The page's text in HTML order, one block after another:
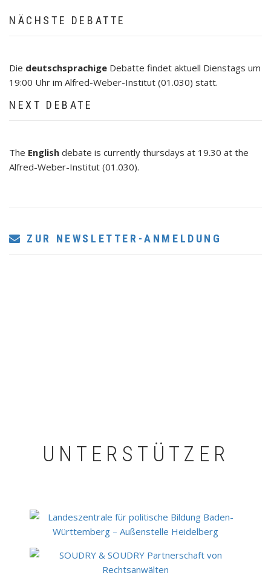
NÄCHSTE DEBATTE
Die deutschsprachige Debatte findet aktuell Dienstags um
19:00 Uhr im Alfred-Weber-Institut (01.030) statt.
NEXT DEBATE
The English debate is currently thursdays at 19.30 at the
Alfred-Weber-Institut (01.030).
ZUR NEWSLETTER-ANMELDUNG
UNTERSTÜTZER